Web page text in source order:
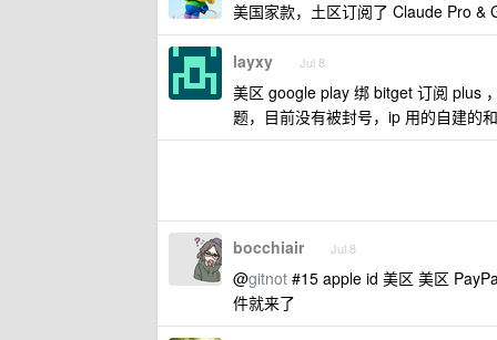
美国家款，土区订阅了 Claude Pro &
layxy Jul 8
美区 google play 绑 bitget 订阅 plus
题，目前没有被封号，ip 用的自建的
bocchiair Jul 8
@gitnot #15 apple id 美区 美区
件就来了